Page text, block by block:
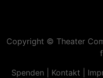
Copyright © Theater
Spenden
Kontakt